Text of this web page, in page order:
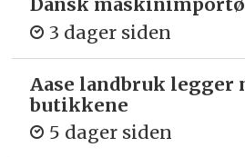
3 dager siden
Aase landbruk legger
butikkene
5 dager siden